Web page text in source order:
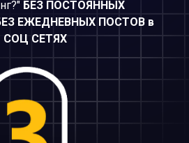
БЕЗ ПОСТОЯННЫХ
ЕЖЕДНЕВНЫХ ПОСТОВ в
СОЦ СЕТЯХ